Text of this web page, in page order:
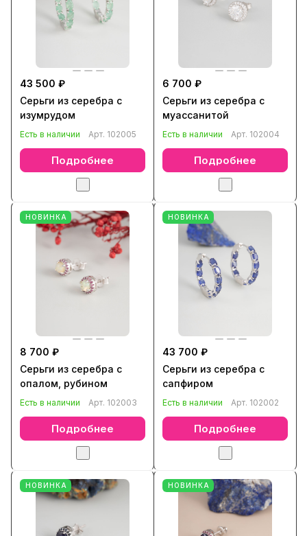
43 500 ₽
Серьги из серебра с
изумрудом
Есть в наличии Арт. 102005
Подробнее
6 700 ₽
Серьги из серебра с
муассанитой
Есть в наличии Арт. 102004
Подробнее
НОВИНКА
8 700 ₽
Серьги из серебра с
опалом, рубином
Есть в наличии Арт. 102003
Подробнее
НОВИНКА
43 700 ₽
Серьги из серебра с
сапфиром
Есть в наличии Арт. 102002
Подробнее
НОВИНКА НОВИНКА